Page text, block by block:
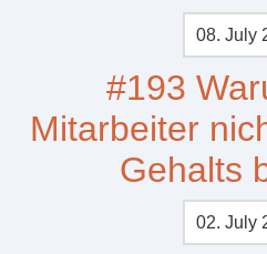
08. July
#193
Mitarbeiter
Gehalts
02. July